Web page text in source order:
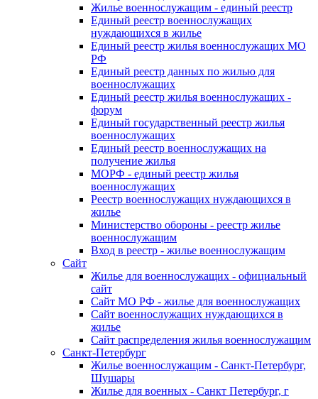
Жилье военнослужащим - единый реестр
Единый реестр военнослужащих
нуждающихся в жилье
Единый реестр жилья военнослужащих МО
РФ
Единый реестр данных по жилью для
военнослужащих
Единый реестр жилья военнослужащих -
форум
Единый государственный реестр жилья
военнослужащих
Единый реестр военнослужащих на
получение жилья
МОРФ - единый реестр жилья
военнослужащих
Реестр военнослужащих нуждающихся в
жилье
Министерство обороны - реестр жилье
военнослужащим
Вход в реестр - жилье военнослужащим
Сайт
Жилье для военнослужащих - официальный
сайт
Сайт МО РФ - жилье для военнослужащих
Сайт военнослужащих нуждающихся в
жилье
Сайт распределения жилья военнослужащим
Санкт-Петербург
Жилье военнослужащим - Санкт-Петербург,
Шушары
Жилье для военных - Санкт Петербург, г